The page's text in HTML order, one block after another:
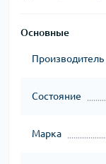
Основные
Производитель
Состояние
Марка